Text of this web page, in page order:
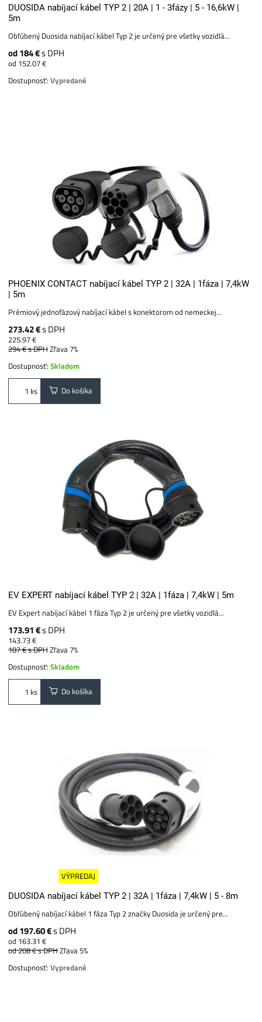
DUOSIDA nabíjací kábel TYP 2 | 20A | 1 - 3fázy | 5 - 16,6kW |
5m
Obľúbený Duosida nabíjací kábel Typ 2 je určený pre všetky vozidlá...
od 184 €s DPH
od 152.07 €
Dostupnosť:Vypredané
PHOENIX CONTACT nabíjací kábel TYP 2 | 32A | 1fáza | 7,4kW
| 5m
Prémiový jednofázový nabíjací kábel s konektorom od nemeckej...
273.42 €s DPH
225.97 €
294 €s DPHZľava 7%
Dostupnosť:Skladom
ks Do košíka
EV EXPERT nabíjací kábel TYP 2 | 32A | 1fáza | 7,4kW | 5m
EV Expert nabíjací kábel 1 fáza Typ 2 je určený pre všetky vozidlá...
173.91 €s DPH
143.73 €
187 €s DPHZľava 7%
Dostupnosť:Skladom
ks Do košíka
VÝPREDAJ
DUOSIDA nabíjací kábel TYP 2 | 32A | 1fáza | 7,4kW | 5 - 8m
Obľúbený nabíjací kábel 1 fáza Typ 2 značky Duosida je určený pre...
od 197.60 €s DPH
od 163.31 €
od 208 €s DPHZľava 5%
Dostupnosť:Vypredané